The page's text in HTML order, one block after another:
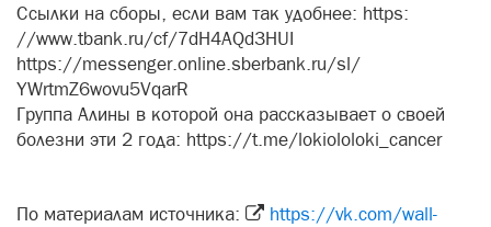
Ссылки на сборы, если вам так удобнее: https:
//www.tbank.ru/cf/7dH4AQd3HUI
https://messenger.online.sberbank.ru/sl/
YWrtmZ6wovu5VqarR
Группа Алины в которой она рассказывает о своей
болезни эти 2 года: https://t.me/lokiololoki_cancer
По материалам источника:
https://vk.com/wall-